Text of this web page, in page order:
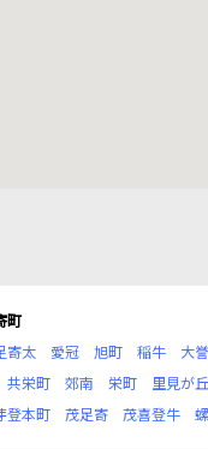
町
寄太 愛冠 旭町 稲牛 大
共栄町 郊南 栄町 里見が丘
登本町 茂足寄 茂喜登牛